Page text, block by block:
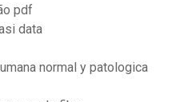
pdf
data
normal y patologica